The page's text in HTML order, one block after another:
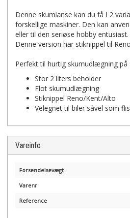
Denne skumlanse kan du få I 2
forskellige maskiner. Den kan
eller til den seriøse hobby entusiast.
Denne version har stiknippel til
Perfekt til hurtig skumudlægning på
Stor 2 liters beholder
Flot skumudlægning
Stiknippel Reno/Kent/Alto
Velegnet til biler såvel som
Vareinfo
Forsendelsevægt
Varenr
Reference